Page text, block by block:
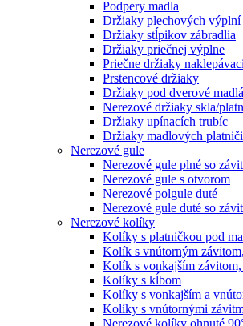
Podpery madla
Držiaky plechových výplní
Držiaky stĺpikov zábradlia
Držiaky priečnej výplne
Priečne držiaky
Prstencové držiaky
Držiaky pod dverové madlá
Nerezové držiaky skla/
Držiaky upínacích trubíc
Držiaky madlových
Nerezové gule
Nerezové gule plné so
Nerezové gule s otvorom
Nerezové polgule duté
Nerezové gule duté so
Nerezové kolíky
Kolíky s platničkou pod
Kolík s vnútorným
Kolík s vonkajším závitom,
Kolíky s kĺbom
Kolíky s vonkajším a
Kolíky s vnútornými
Nerezové kolíky ohnuté